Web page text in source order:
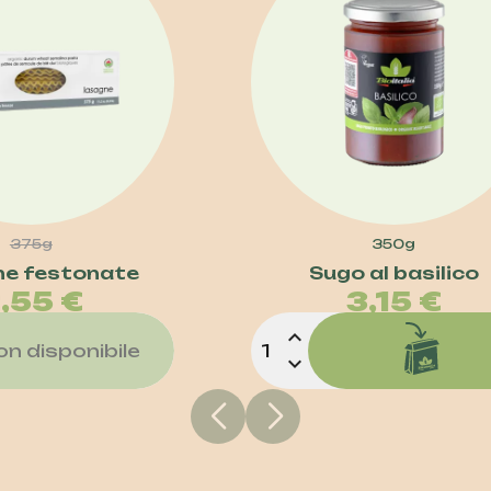
375g
festonate
€
disponibile
350g
Sugo al basilico
3,15 €
expand_less
expand_more